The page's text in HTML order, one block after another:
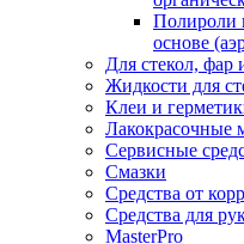
Полироли
основе
Для стекол, фар
Жидкости для
Клеи и
Лакокрасочные
Сервисные
Смазки
Средства от
Средства для
MasterPro